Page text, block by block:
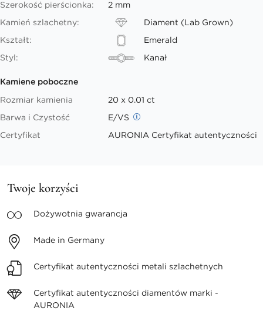
Szerokość pierścionka:
2 mm
Kamień szlachetny:
Diament (Lab Grown)
Kształt:
Emerald
Styl:
Kanał
Kamiene poboczne
Rozmiar kamienia
20 x 0.01 ct
Barwa i Czystość
E/VS
Certyfikat
AURONIA Certyfikat autentyczności
Twoje korzyści
Dożywotnia gwarancja
Made in Germany
Certyfikat autentyczności metali szlachetnych
Certyfikat autentyczności diamentów marki -
AURONIA